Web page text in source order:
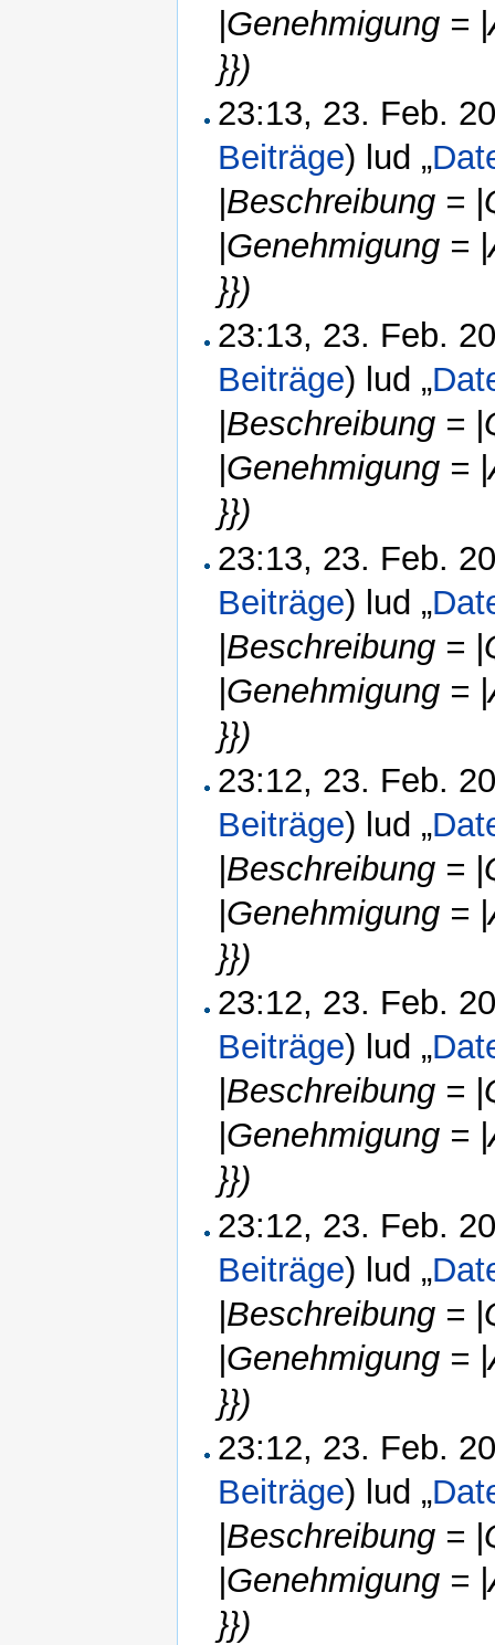
|Genehmigung =
}})
23:13, 23. Feb.
Beiträge) lud „
|Beschreibung =
|Genehmigung =
}})
23:13, 23. Feb.
Beiträge) lud „
|Beschreibung =
|Genehmigung =
}})
23:13, 23. Feb.
Beiträge) lud „
|Beschreibung =
|Genehmigung =
}})
23:12, 23. Feb.
Beiträge) lud „
|Beschreibung =
|Genehmigung =
}})
23:12, 23. Feb.
Beiträge) lud „
|Beschreibung =
|Genehmigung =
}})
23:12, 23. Feb.
Beiträge) lud „
|Beschreibung =
|Genehmigung =
}})
23:12, 23. Feb.
Beiträge) lud „
|Beschreibung =
|Genehmigung =
}})